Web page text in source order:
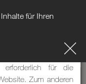
für Ihren
Diese haben zwei
für die
Zum anderen